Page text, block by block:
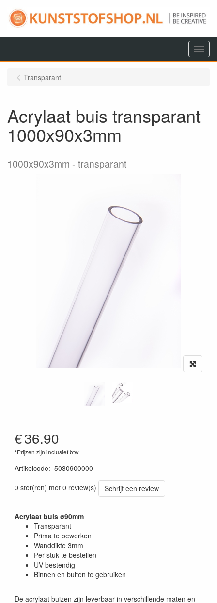
Menu
Transparant
Acrylaat buis transparant
1000x90x3mm
1000x90x3mm transparant
€36.90
*Prijzen zijn inclusief btw
Artikelcode: 5030900000
0 ster(ren) met 0 review(s)
Schrijf een review
Acrylaat buis ø90mm
Transparant
Prima te bewerken
Wanddikte 3mm
Per stuk te bestellen
UV bestendig
Binnen en buiten te gebruiken
De acrylaat buizen zijn leverbaar in verschillende maten en